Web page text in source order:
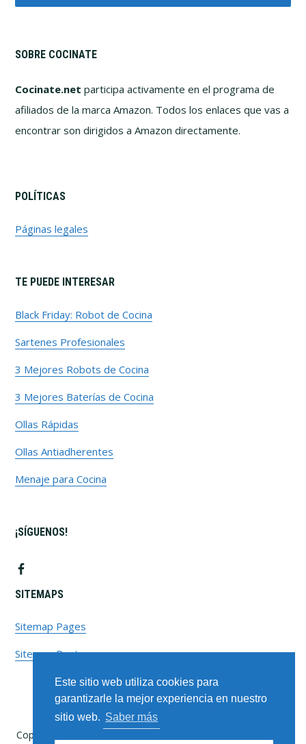
SOBRE COCINATE
Cocinate.net participa activamente en el programa de
afiliados de la marca Amazon. Todos los enlaces que vas a
encontrar son dirigidos a Amazon directamente.
POLÍTICAS
Páginas legales
TE PUEDE INTERESAR
Black Friday: Robot de Cocina
Sartenes Profesionales
3 Mejores Robots de Cocina
3 Mejores Baterías de Cocina
Ollas Rápidas
Ollas Antiadherentes
Menaje para Cocina
¡SÍGUENOS!
SITEMAPS
Sitemap Pages
Sitemap Posts
Copyright © 2025 · Cocinate - Tu tienda de artículos de cocina
Este sitio web utiliza cookies para
garantizarle la mejor experiencia en nuestro
sitio web. Saber más